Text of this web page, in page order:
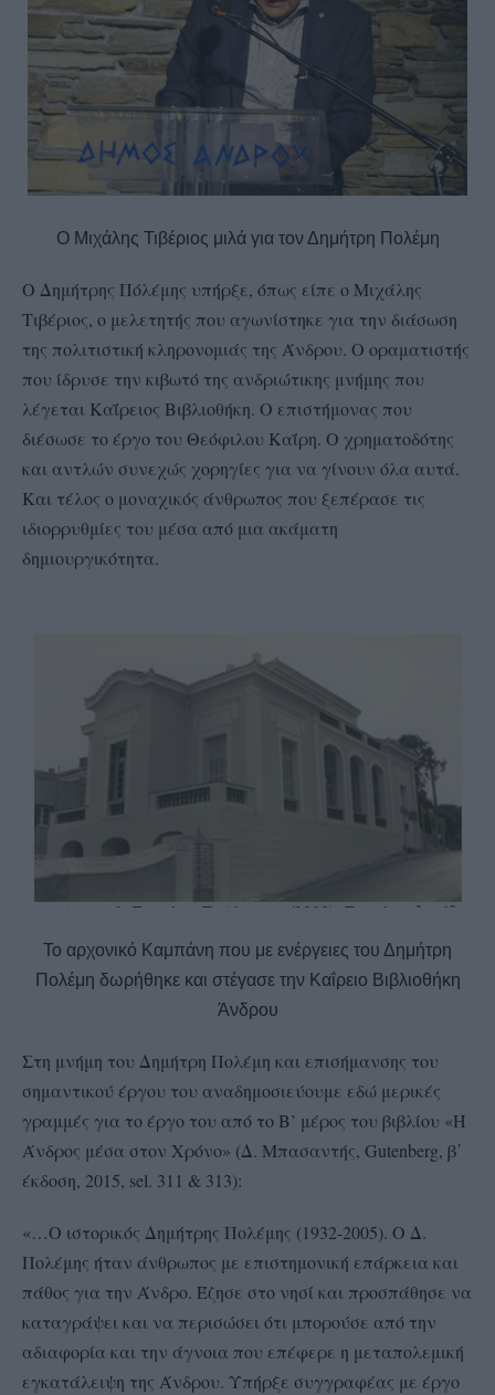
Ο Μιχάλης Τιβέριος μιλά για τον Δημήτρη Πολέμη
Ο Δημήτρης Πόλέμης υπήρξε, όπως είπε ο Μιχάλης
Τιβέριος, ο μελετητής που αγωνίστηκε για την διάσωση
της πολιτιστική κληρονομιάς της Άνδρου. Ο οραματιστής
που ίδρυσε την κιβωτό της ανδριώτικης μνήμης που
λέγεται Καΐρειος Βιβλιοθήκη. Ο επιστήμονας που
διέσωσε το έργο του Θεόφιλου Καΐρη. Ο χρηματοδότης
και αντλών συνεχώς χορηγίες για να γίνουν όλα αυτά.
Και τέλος ο μοναχικός άνθρωπος που ξεπέρασε τις
ιδιορρυθμίες του μέσα από μια ακάματη
δημιουργικότητα.
Το αρχονικό Καμπάνη που με ενέργειες του Δημήτρη
Πολέμη δωρήθηκε και στέγασε την Καΐρειο Βιβλιοθήκη
Άνδρου
Στη μνήμη του Δημήτρη Πολέμη και επισήμανσης του
σημαντικού έργου του αναδημοσιεύουμε εδώ μερικές
γραμμές για το έργο του από το Β’ μέρος του βιβλίου «Η
Άνδρος μέσα στον Χρόνο» (Δ. Μπασαντής, Gutenberg, β΄
έκδοση, 2015, sel. 311 & 313):
«…Ο ιστορικός Δημήτρης Πολέμης (1932-2005). Ο Δ.
Πολέμης ήταν άνθρωπος με επιστημονική επάρκεια και
πάθος για την Άνδρο. Έζησε στο νησί και προσπάθησε να
καταγράψει και να περισώσει ότι μπορούσε από την
αδιαφορία και την άγνοια που επέφερε η μεταπολεμική
εγκατάλειψη της Άνδρου. Υπήρξε συγγραφέας με έργο